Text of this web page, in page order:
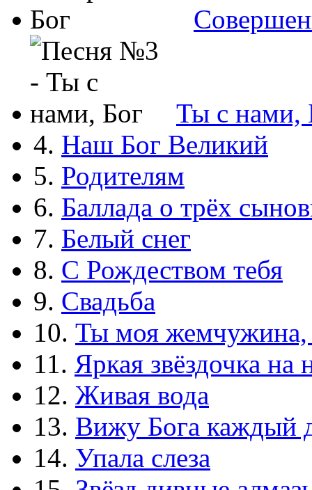
Ты с нами,
4. Наш Бог Великий
5. Родителям
6. Баллада о трёх
7. Белый снег
8. С Рождеством тебя
9. Свадьба
10. Ты моя жемчужина,
11. Яркая звёздочка на
12. Живая вода
13. Вижу Бога каждый
14. Упала слеза